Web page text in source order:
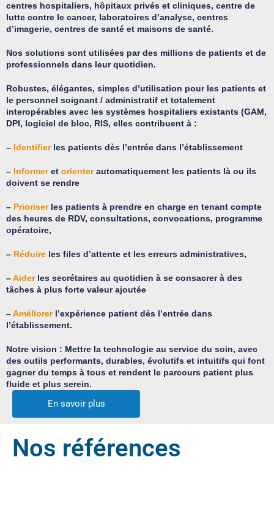
centres hospitaliers, hôpitaux privés et cliniques, centre de
lutte contre le cancer, laboratoires d’analyse, centres
d’imagerie, centres de santé et maisons de santé.
Nos solutions sont utilisées par des millions de patients et de
professionnels dans leur quotidien.
Robustes, élégantes, simples d’utilisation pour les patients et
le personnel soignant / administratif et totalement
interopérables avec les systèmes hospitaliers existants (GAM,
DPI, logiciel de bloc, RIS, elles contribuent à :
– Identifierles patients dès l’entrée dans l’établissement
– Informeret orienterautomatiquement les patients là ou ils
doivent se rendre
– Prioriserles patients à prendre en charge en tenant compte
des heures de RDV, consultations, convocations, programme
opératoire,
– Réduire les files d’attente et les erreurs administratives,
–Aiderles secrétaires au quotidien à se consacrer à des
tâches à plus forte valeur ajoutée
–Améliorerl’expérience patient dès l’entrée dans
l’établissement.
Notre vision : Mettre la technologie au service du soin, avec
des outils performants, durables, évolutifs et intuitifs qui font
gagner du temps à tous et rendent le parcours patient plus
fluide et plus serein.
En savoir plus
Nos références